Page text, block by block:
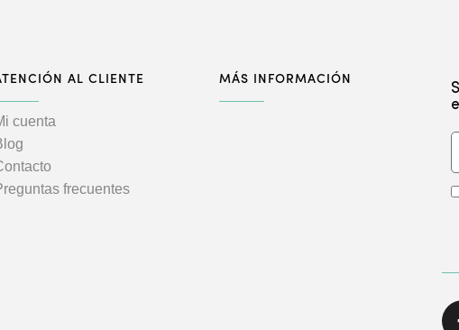
AL CLIENTE
cuenta
frecuentes
MÁS INFORMACIÓN